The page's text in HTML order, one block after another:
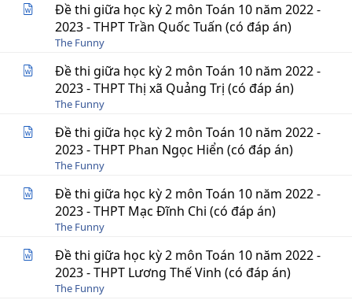
Đề thi giữa học kỳ 2 môn Toán 10 năm 2022 -
2023 - THPT Trần Quốc Tuấn (có đáp án)
The Funny
Đề thi giữa học kỳ 2 môn Toán 10 năm 2022 -
2023 - THPT Thị xã Quảng Trị (có đáp án)
The Funny
Đề thi giữa học kỳ 2 môn Toán 10 năm 2022 -
2023 - THPT Phan Ngọc Hiển (có đáp án)
The Funny
Đề thi giữa học kỳ 2 môn Toán 10 năm 2022 -
2023 - THPT Mạc Đĩnh Chi (có đáp án)
The Funny
Đề thi giữa học kỳ 2 môn Toán 10 năm 2022 -
2023 - THPT Lương Thế Vinh (có đáp án)
The Funny